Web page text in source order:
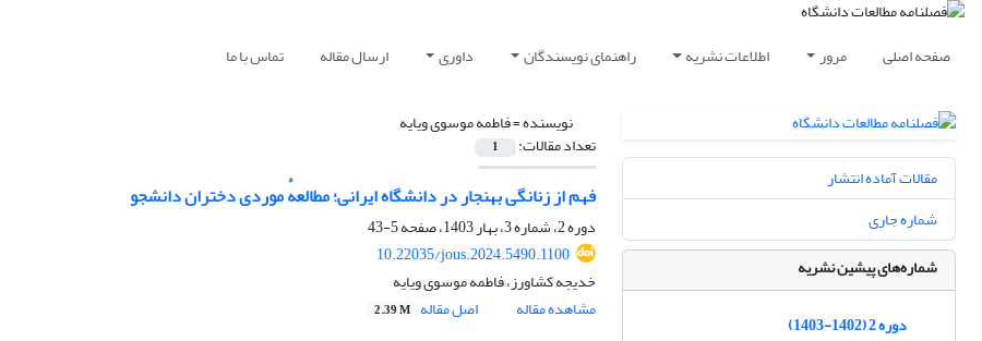
صفحه اصلی مرور اطلاعات نشریه راهنمای نویسندگان داوری ارسال مقاله تماس با ما
نویسنده =فاطمه موسوی ویایه
تعداد مقالات: 1
فهم از زنانگی بهنجار در دانشگاه ایرانی؛ مطالعهٔ موردی دختران دانشجو
دوره 2، شماره 3، بهار 1403، صفحه
5-43
10.22035/jous.2024.5490.1100
خدیجه کشاورز، فاطمه موسوی ویایه
مشاهده مقاله
اصل مقاله 2.39 M
مقالات آماده انتشار
شماره جاری
شماره‌های پیشین نشریه
دوره 2 (1402-1403)